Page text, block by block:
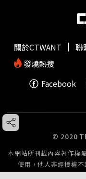
關於CTWANT 聯
發燒熱搜
Facebook
© 2020
本網站所刊載內容著作權
使用，他人非經授權